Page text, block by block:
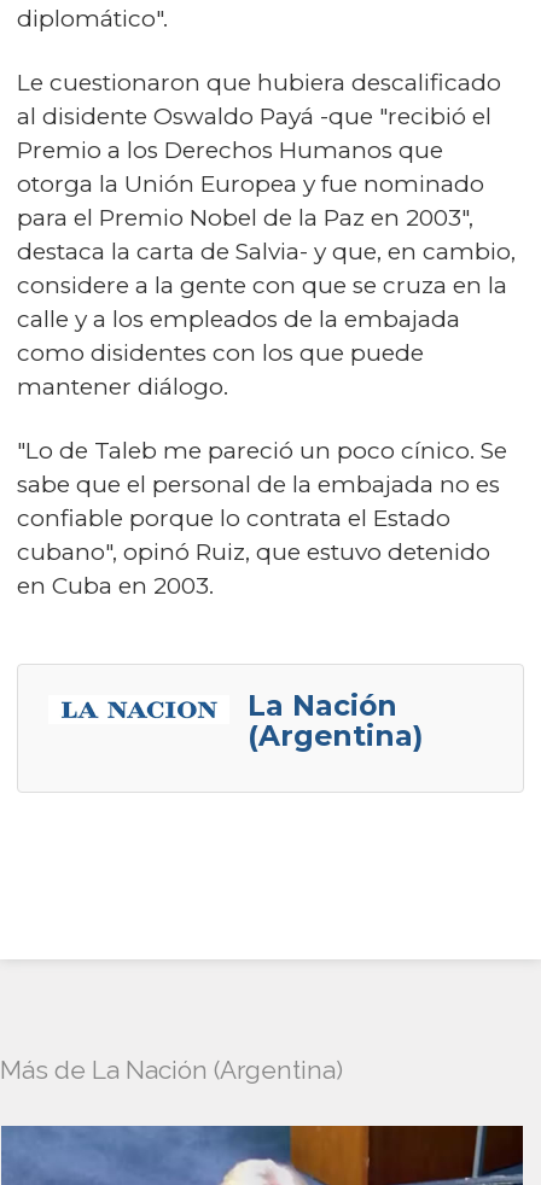
diplomático".
Le cuestionaron que hubiera descalificado
al disidente Oswaldo Payá -que "recibió el
Premio a los Derechos Humanos que
otorga la Unión Europea y fue nominado
para el Premio Nobel de la Paz en 2003",
destaca la carta de Salvia- y que, en cambio,
considere a la gente con que se cruza en la
calle y a los empleados de la embajada
como disidentes con los que puede
mantener diálogo.
"Lo de Taleb me pareció un poco cínico. Se
sabe que el personal de la embajada no es
confiable porque lo contrata el Estado
cubano", opinó Ruiz, que estuvo detenido
en Cuba en 2003.
La Nación
(Argentina)
Más de La Nación (Argentina)